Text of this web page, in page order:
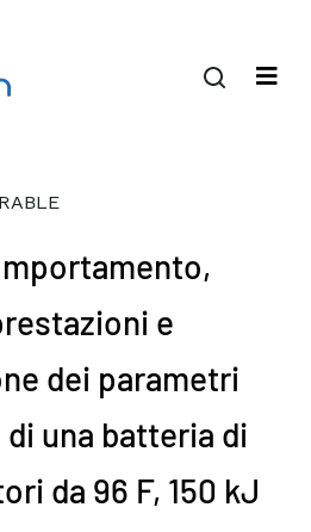
e
dei parametri
una batteria di
da 96 F, 150 kJ